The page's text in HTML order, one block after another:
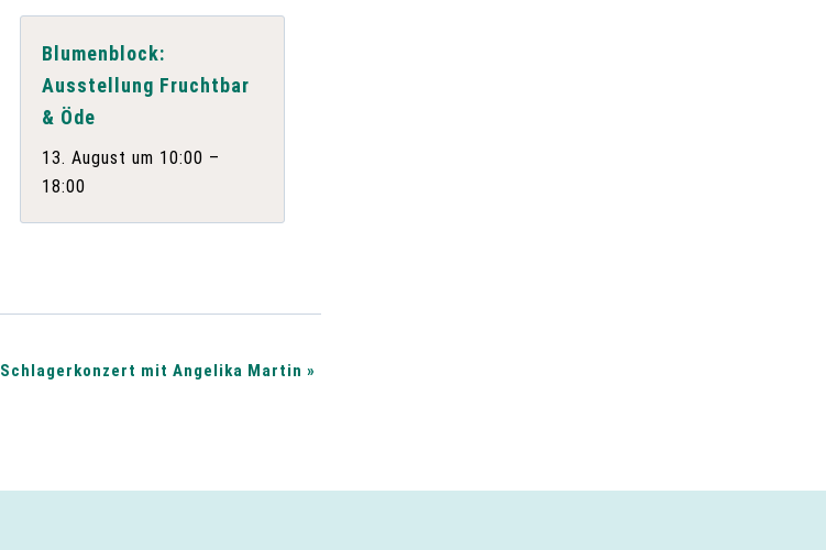
Blumenblock:
Ausstellung Fruchtbar
& Öde
13. August um 10:00 –
18:00
Schlagerkonzert mit Angelika Martin»